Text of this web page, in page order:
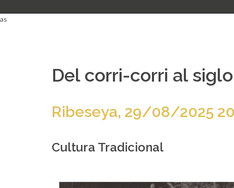
as
Del corri-corri al
Ribeseya, 29/08/2025
Cultura Tradicional